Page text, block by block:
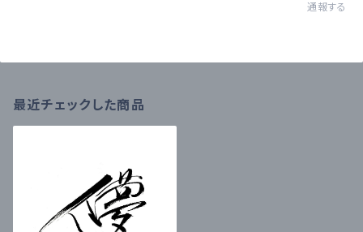
通報する
最近チェックした商品